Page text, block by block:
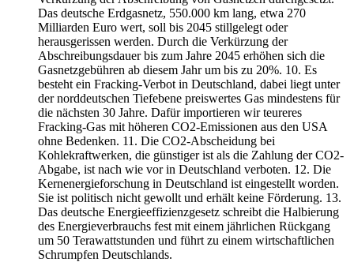
Das deutsche Erdgasnetz, 550.000 km lang, etwa 270
Milliarden Euro wert, soll bis 2045 stillgelegt oder
herausgerissen werden. Durch die Verkürzung der
Abschreibungsdauer bis zum Jahre 2045 erhöhen sich die
Gasnetzgebühren ab diesem Jahr um bis zu 20%. 10. Es
besteht ein Fracking-Verbot in Deutschland, dabei liegt unter
der norddeutschen Tiefebene preiswertes Gas mindestens für
die nächsten 30 Jahre. Dafür importieren wir teureres
Fracking-Gas mit höheren CO2-Emissionen aus den USA
ohne Bedenken. 11. Die CO2-Abscheidung bei
Kohlekraftwerken, die günstiger ist als die Zahlung der CO2-
Abgabe, ist nach wie vor in Deutschland verboten. 12. Die
Kernenergieforschung in Deutschland ist eingestellt worden.
Sie ist politisch nicht gewollt und erhält keine Förderung. 13.
Das deutsche Energieeffizienzgesetz schreibt die Halbierung
des Energieverbrauchs fest mit einem jährlichen Rückgang
um 50 Terawattstunden und führt zu einem wirtschaftlichen
Schrumpfen Deutschlands.